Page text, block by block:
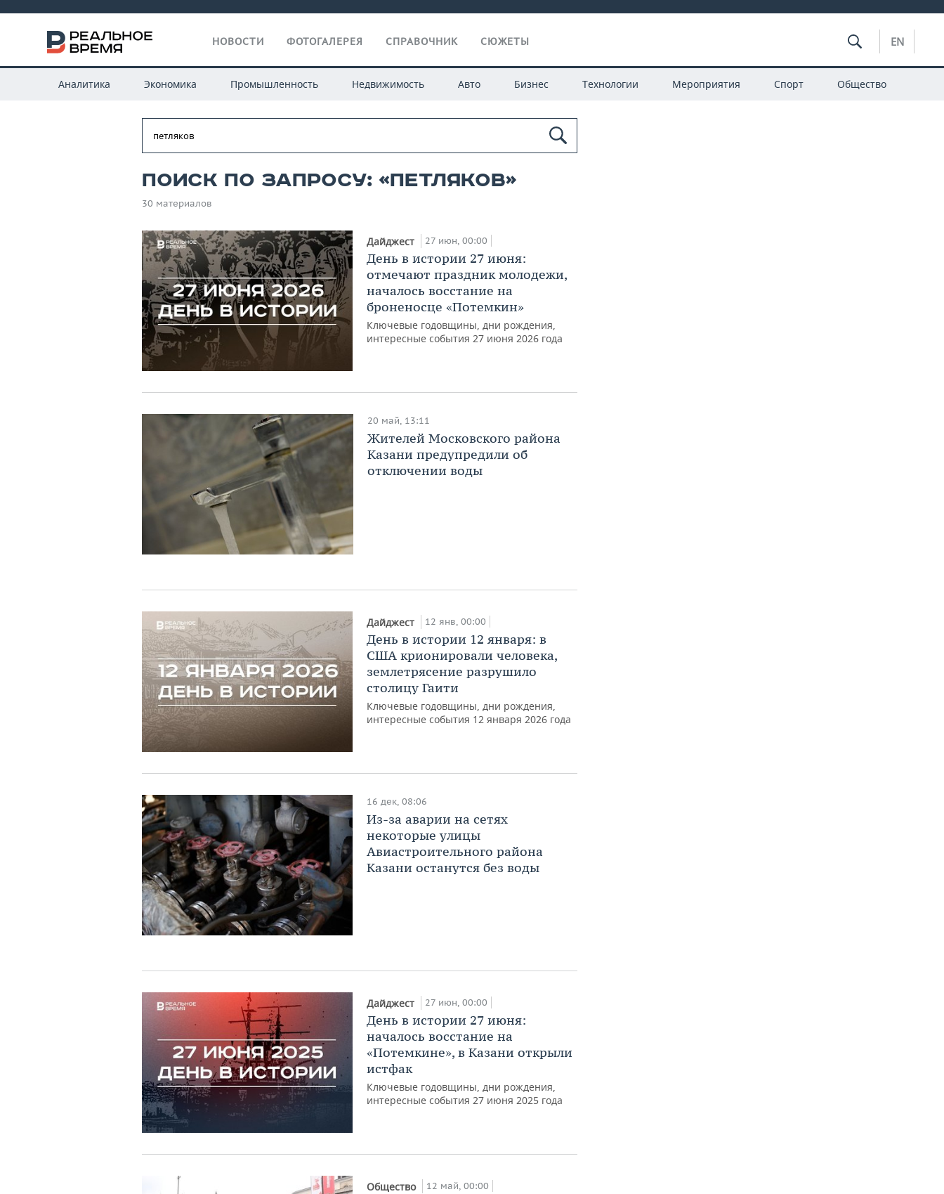
НОВОСТИ ФОТОГАЛЕРЕЯ СПРАВОЧНИК СЮЖЕТЫ EN
Аналитика Экономика Промышленность Недвижимость Авто Бизнес Технологии Мероприятия Спорт Общество
Поиск по запросу: «петляков»
30 материалов
Дайджест 27 июн, 00:00
День в истории 27 июня:
отмечают праздник молодежи,
началось восстание на
броненосце «Потемкин»
Ключевые годовщины, дни рождения,
интересные события 27 июня 2026 года
20 май, 13:11
Жителей Московского района
Казани предупредили об
отключении воды
Дайджест 12 янв, 00:00
День в истории 12 января: в
США крионировали человека,
землетрясение разрушило
столицу Гаити
Ключевые годовщины, дни рождения,
интересные события 12 января 2026 года
16 дек, 08:06
Из-за аварии на сетях
некоторые улицы
Авиастроительного района
Казани останутся без воды
Дайджест 27 июн, 00:00
День в истории 27 июня:
началось восстание на
«Потемкине», в Казани открыли
истфак
Ключевые годовщины, дни рождения,
интересные события 27 июня 2025 года
Общество 12 май, 00:00